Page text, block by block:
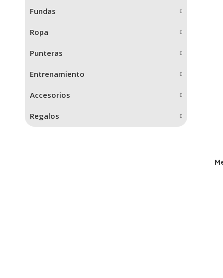
Fundas
Ropa
Punteras
Entrenamiento
Accesorios
Regalos